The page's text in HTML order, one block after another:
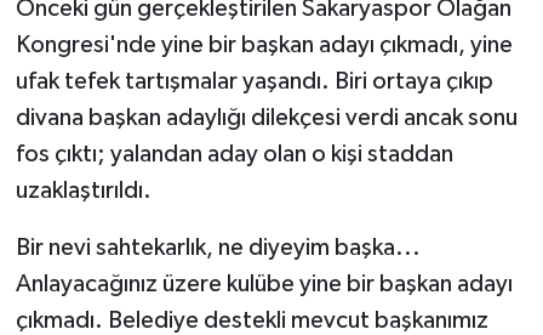
Önceki gün gerçekleştirilen Sakaryaspor Olağan
Kongresi'nde yine bir başkan adayı çıkmadı, yine
ufak tefek tartışmalar yaşandı. Biri ortaya çıkıp
divana başkan adaylığı dilekçesi verdi ancak sonu
fos çıktı; yalandan aday olan o kişi staddan
uzaklaştırıldı.
Bir nevi sahtekarlık, ne diyeyim başka...
Anlayacağınız üzere kulübe yine bir başkan adayı
çıkmadı. Belediye destekli mevcut başkanımız